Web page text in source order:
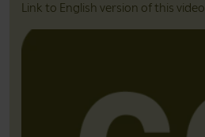
Link to English version of this video